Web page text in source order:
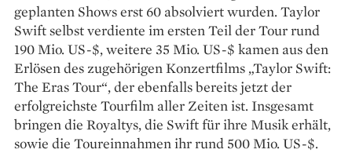
geplanten Shows erst 60 absolviert wurden. Taylor
Swift selbst verdiente im ersten Teil der Tour rund
190 Mio. US-$, weitere 35 Mio. US-$ kamen aus den
Erlösen des zugehörigen Konzertfilms „Taylor Swift:
The Eras Tour“, der ebenfalls bereits jetzt der
erfolgreichste Tourfilm aller Zeiten ist. Insgesamt
bringen die Royaltys, die Swift für ihre Musik erhält,
sowie die Toureinnahmen ihr rund 500 Mio. US-$.